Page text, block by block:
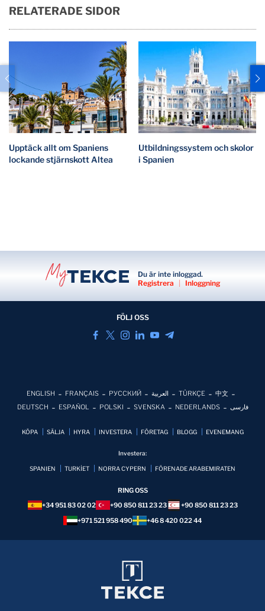
RELATERADE SIDOR
Upptäck allt om Spaniens
lockande stjärnskott Altea
Utbildningssystem och skolor
i Spanien
Du är inte inloggad.
Registrera
| Inloggning
FÖLJ OSS
ENGLISH FRANÇAIS РУССКИЙ العربية TÜRKÇE
中文
DEUTSCH
ESPAÑOL POLSKI SVENSKA NEDERLANDS فارسی
KÖPA SÄLJA HYRA INVESTERA FÖRETAG BLOGG EVENEMANG
Investera:
SPANIEN TURKİET NORRA CYPERN FÖRENADE ARABEMIRATEN
RING OSS
+34 951 83 02 02
+90 850 811 23 23
+90 850 811 23 23
+971 521 958 490
+46 8 420 022 44